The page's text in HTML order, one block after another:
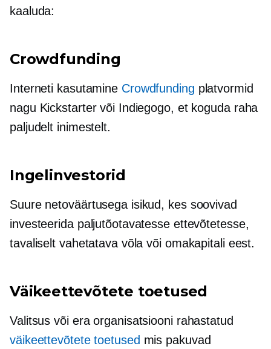
kaaluda:
Crowdfunding
Interneti kasutamine Crowdfunding platvormid
nagu Kickstarter või Indiegogo, et koguda raha
paljudelt inimestelt.
Ingelinvestorid
Suure netoväärtusega isikud, kes soovivad
investeerida paljutõotavatesse ettevõtetesse,
tavaliselt vahetatava võla või omakapitali eest.
Väikeettevõtete toetused
Valitsus või eraorganisatsiooni rahastatud
väikeettevõtete toetused mis pakuvad